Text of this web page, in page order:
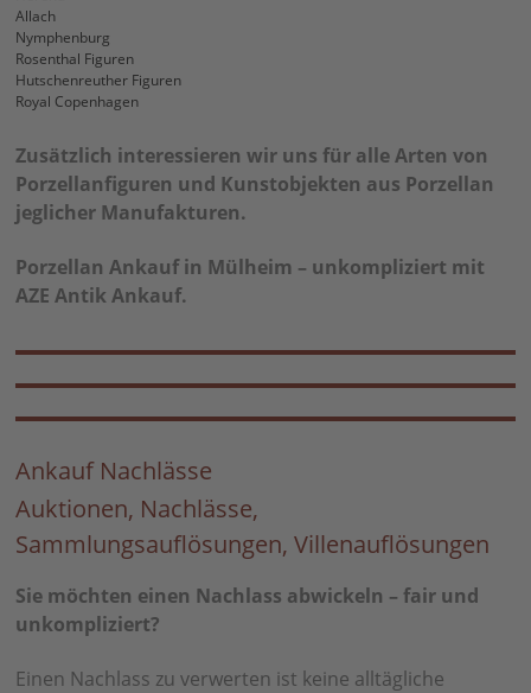
Allach
Nymphenburg
Rosenthal Figuren
Hutschenreuther Figuren
Royal Copenhagen
Zusätzlich interessieren wir uns für alle Arten von
Porzellanfiguren und Kunstobjekten aus Porzellan
jeglicher Manufakturen.
Porzellan Ankauf in Mülheim – unkompliziert mit
AZE Antik Ankauf.
Ankauf Nachlässe
Auktionen, Nachlässe,
Sammlungsauflösungen, Villenauflösungen
Sie möchten einen Nachlass abwickeln – fair und
unkompliziert?
Einen Nachlass zu verwerten ist keine alltägliche